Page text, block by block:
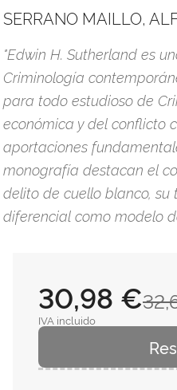
SERRANO MAILLO,
"Edwin H. Sutherland es
Criminología
para todo estudioso de
económica y del conflicto
aportaciones
monografía destacan el
delito de cuello blanco,
diferencial como modelo
30,98 €
IVA incluido